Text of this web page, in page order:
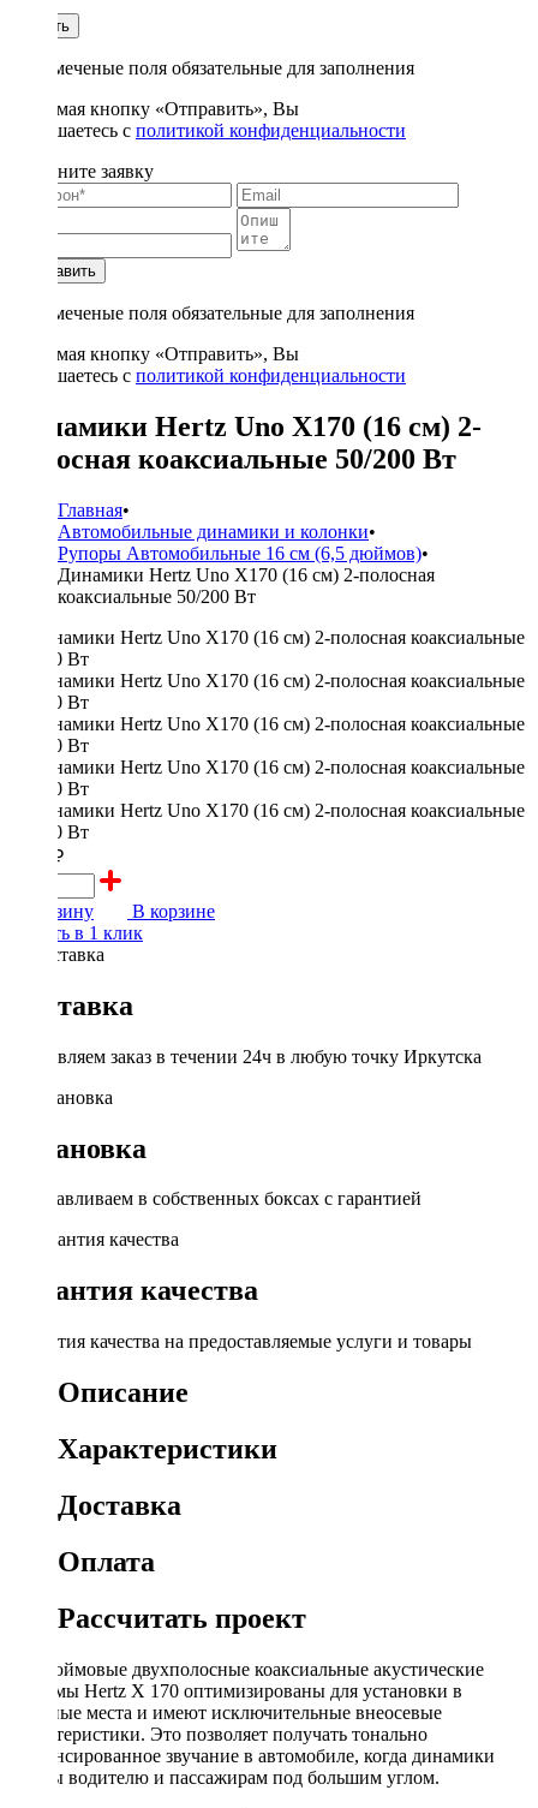
Купить
* - отмеченые поля обязательные для заполнения
Нажимая кнопку «Отправить», Вы
соглашаетесь с политикой конфиденциальности
Заполните заявку
Отправить
* - отмеченые поля обязательные для заполнения
Нажимая кнопку «Отправить», Вы
соглашаетесь с политикой конфиденциальности
Динамики Hertz Uno X170 (16 см) 2-
полосная коаксиальные 50/200 Вт
Главная•
Автомобильные динамики и колонки•
Рупоры Автомобильные 16 см (6,5 дюймов)•
Динамики Hertz Uno X170 (16 см) 2-полосная
коаксиальные 50/200 Вт
4450 ₽
В корзину
В корзине
Купить в 1 клик
Доставка
Доставляем заказ в течении 24ч в любую точку Иркутска
Установка
Устанавливаем в собственных боксах с гарантией
Гарантия качества
Гарантия качества на предоставляемые услуги и товары
Описание
Характеристики
Доставка
Оплата
Рассчитать проект
6,7-дюймовые двухполосные коаксиальные акустические
системы Hertz X 170 оптимизированы для установки в
штатные места и имеют исключительные внеосевые
характеристики. Это позволяет получать тонально
сбалансированное звучание в автомобиле, когда динамики
видны водителю и пассажирам под большим углом.